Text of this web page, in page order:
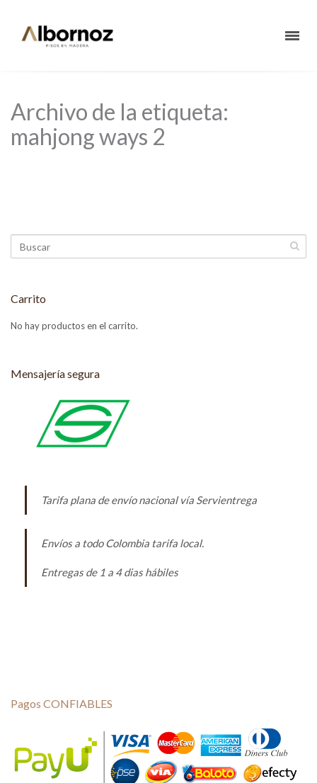
Archivo de la etiqueta:
mahjong ways 2
Carrito
No hay productos en el carrito.
Mensajería segura
Tarifa plana de envío nacional vía Servientrega
Envíos a todo Colombia tarifa local.
Entregas de 1 a 4 dias hábiles
Pagos CONFIABLES